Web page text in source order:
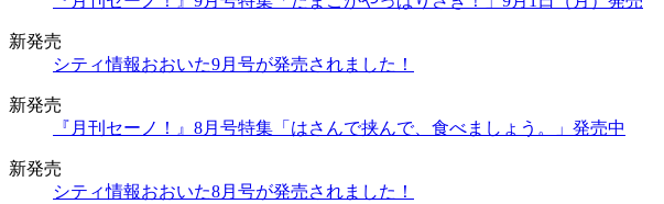
新発売
シティ情報おおいた9月号が発売されました！
新発売
『月刊セーノ！』8月号特集「はさんで挟んで、食べましょう。」発売中
新発売
シティ情報おおいた8月号が発売されました！